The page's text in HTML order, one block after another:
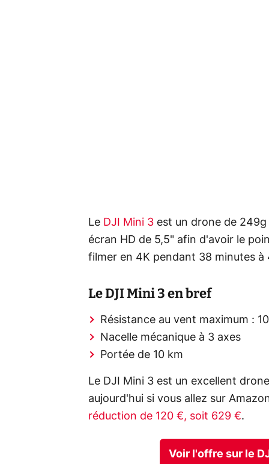
Le DJI Mini 3 est un drone de
écran HD de 5,5" afin d'avoir le
filmer en 4K pendant 38 minutes
Le DJI Mini 3 en bref
Résistance au vent maximum :
Nacelle mécanique à 3 axes
Portée de 10 km
Le DJI Mini 3 est un excellent
aujourd'hui si vous allez sur
réduction de 120 €, soit 629 €.
Voir l'offre sur le